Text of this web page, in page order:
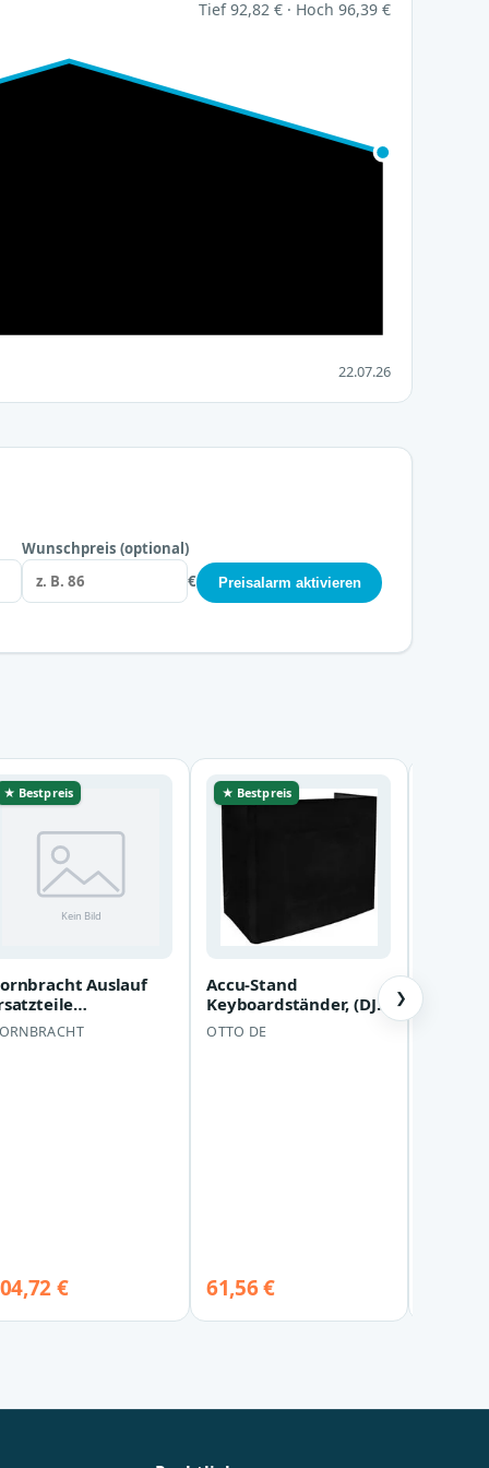
Tief 92,82 € · Hoch 96,39 €
22.07.26
Wunschpreis (optional)
€
Preisalarm aktivieren
★ Bestpreis
Auslauf
135 x
x 125 mm Chrom
€
★ Bestpreis
Accu-Stand
Keyboardständer, (DJ-
Möbel, DJ-Tische), Pro
Event Table Scr…
OTTO DE
61,56 €
❯